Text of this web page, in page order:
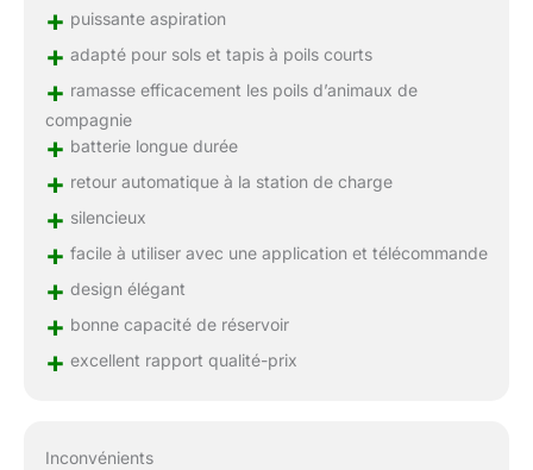
en zigzag, un nettoyage
des bords et identifier les
Faible bruit et grande
est inférieur à 60 db,
votre repos ni celui de
votre famille. Équipé
+ puissante aspiration
+ adapté pour sols et tapis à poils courts
+ ramasse efficacement les poils d’animaux de
compagnie
+ batterie longue durée
+ retour automatique à la station de charge
+ silencieux
+ facile à utiliser avec une application et télécommande
+ design élégant
+ bonne capacité de réservoir
+ excellent rapport qualité-prix
Inconvénients